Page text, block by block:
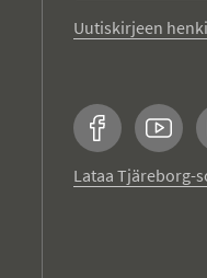
Uutiskirjeen
Facebook
Lataa Tjäreborg-